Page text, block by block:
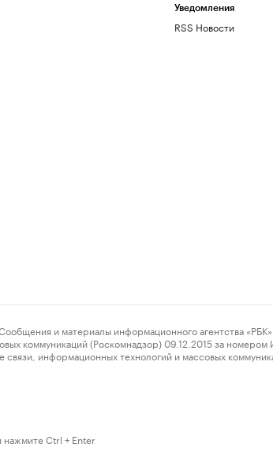
Уведомления
RSS Новости
и материалы информационного агентства «РБК»
коммуникаций (Роскомнадзор) 09.12.2015 за
информационных технологий и массовых
нажмите Ctrl + Enter